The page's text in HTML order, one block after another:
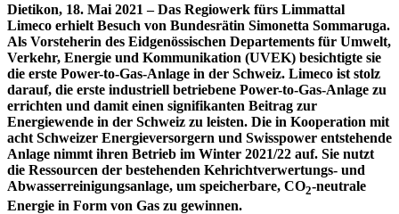
Dietikon, 18. Mai 2021 – Das Regiowerk fürs Limmattal
Limeco erhielt Besuch von Bundesrätin Simonetta Sommaruga.
Als Vorsteherin des Eidgenössischen Departements für Umwelt,
Verkehr, Energie und Kommunikation (UVEK) besichtigte sie
die erste Power-to-Gas-Anlage in der Schweiz. Limeco ist stolz
darauf, die erste industriell betriebene Power-to-Gas-Anlage zu
errichten und damit einen signifikanten Beitrag zur
Energiewende in der Schweiz zu leisten. Die in Kooperation mit
acht Schweizer Energieversorgern und Swisspower entstehende
Anlage nimmt ihren Betrieb im Winter 2021/22 auf. Sie nutzt
die Ressourcen der bestehenden Kehrichtverwertungs- und
Abwasserreinigungsanlage, um speicherbare, CO2-neutrale
Energie in Form von Gas zu gewinnen.